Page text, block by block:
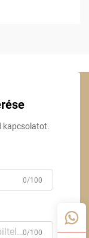
kapcsolatot.
0/100
0/100